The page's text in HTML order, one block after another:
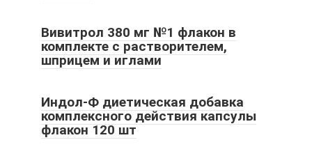
Вивитрол 380 мг №1 флакон в
комплекте с растворителем,
шприцем и иглами
Индол-Ф диетическая добавка
комплексного действия капсулы
флакон 120 шт